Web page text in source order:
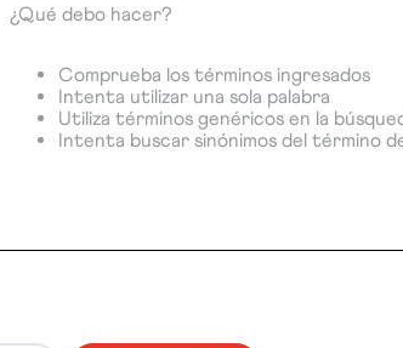
¿Qué debo hacer?
Comprueba los términos ingresados
Intenta utilizar una sola palabra
Utiliza términos genéricos en la
Intenta buscar sinónimos del término